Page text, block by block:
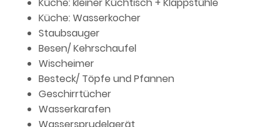
Küche: kleiner Küchtisch + Klappstühle
Küche: Wasserkocher
Staubsauger
Besen/ Kehrschaufel
Wischeimer
Besteck/ Töpfe und Pfannen
Geschirrtücher
Wasserkarafen